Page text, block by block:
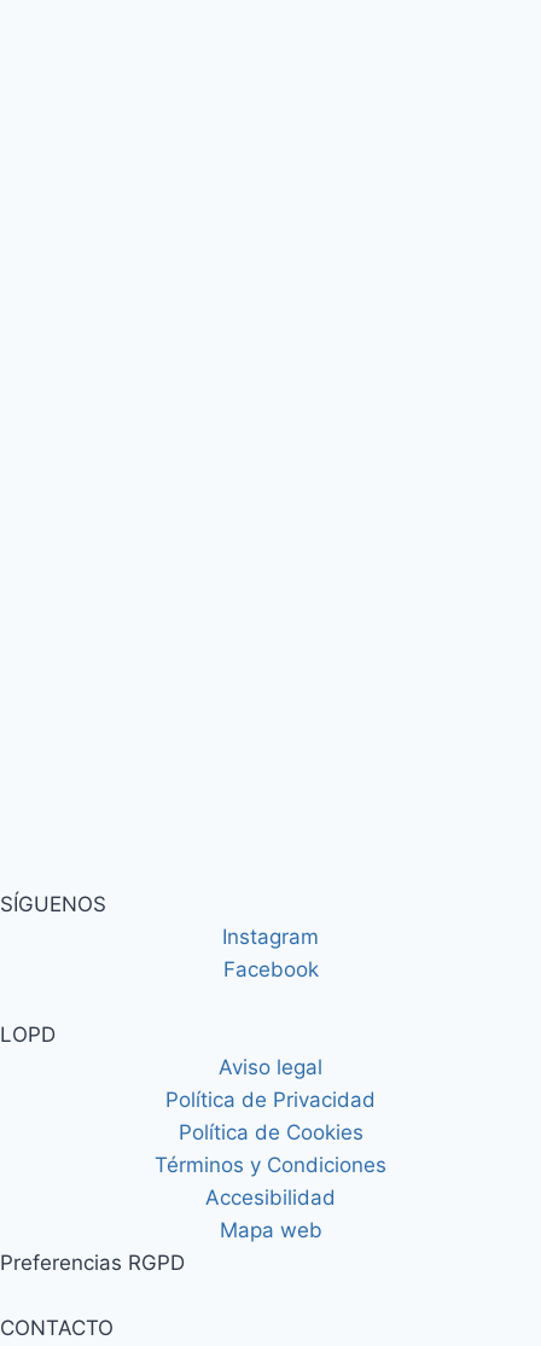
SÍGUENOS
Instagram
Facebook
LOPD
Aviso legal
Política de Privacidad
Política de Cookies
Términos y Condiciones
Accesibilidad
Mapa web
Preferencias RGPD
CONTACTO